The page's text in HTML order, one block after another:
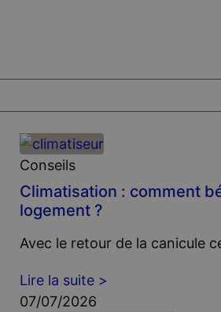
Conseils
Climatisation : comment
logement ?
Avec le retour de la canicule
Lire la suite >
07/07/2026